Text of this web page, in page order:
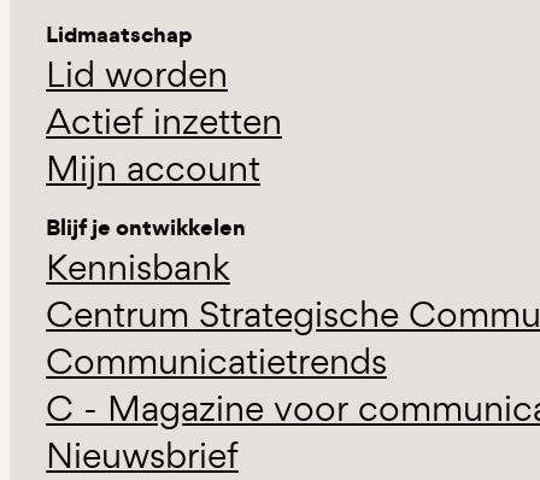
Lidmaatschap
Lid worden
Actief inzetten
Mijn account
Blijf je ontwikkelen
Kennisbank
Centrum Strategische
Communicatietrends
C - Magazine voor
Nieuwsbrief